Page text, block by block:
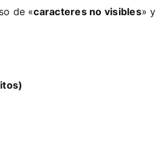
de «caracteres no visibles» y